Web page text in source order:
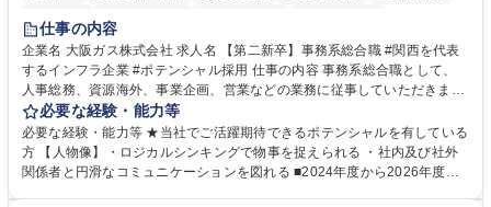
服装自由
第二新卒歓迎
仕事の内容
企業名 大阪ガス株式会社 求人名 【第二新卒】事務系総合職 #関西を代表
するインフラ企業 #ポテンシャル採用 仕事の内容 事務系総合職として、
人事総務、資源海外、事業企画、営業などの業務に従事していただきま
す。 【業務内容の一例】■所属事業部の勤労業務 ■海外に関係する各種業
務 ■営業部門の企画スタッフ、ルート営業 【キャリアパス】入社後の配属
ポジションで一定期間ご活躍頂いた後、本人の適性及び将来のキャリアを
鑑みてジョブローテーションを行います。 【育成】OJTでの現場育成や研
必要な経験・能力等
必要な経験・能力等 ★当社でご活躍期待できるポテンシャルを有している
方 【人物像】・ロジカルシンキングで物事を捉えられる ・社内及び社外
関係者と円滑なコミュニケーションを図れる ■2024年度から2026年度ま